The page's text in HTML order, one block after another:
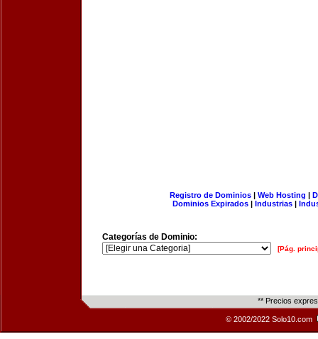
Registro de Dominios| Web Hosting |
Dominios Expirados | Industrias |
Categorías de Dominio:
[Pág.
** Precios
© 2002/2022 Solo10.com